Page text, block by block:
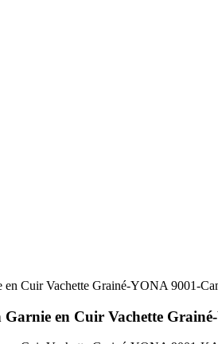
en Cuir Vachette